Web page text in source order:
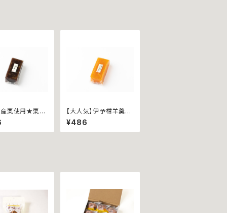
栗使用★栗羊
フ~
【大人気】伊予柑羊羹~
ハーフ~
¥486